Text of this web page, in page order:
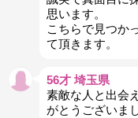
思います。
こちらで見つか
て頂きます。
56才 埼玉県
素敵な人と出会
がとうございま